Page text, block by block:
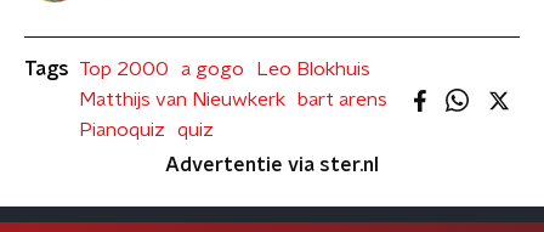
Tags Top 2000 a gogo
Leo Blokhuis
Matthijs van Nieuwkerk
bart arens
Pianoquiz
quiz
Advertentie via ster.nl